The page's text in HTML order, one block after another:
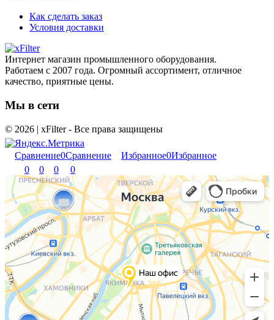
Как сделать заказ
Условия доставки
Интернет магазин промышленного оборудования.
Работаем с 2007 года. Огромный ассортимент, отличное
качество, приятные цены.
Мы в сети
© 2026 | xFilter - Все права защищены
Сравнение0Сравнение Избранное0Избранное
0
0 0 0